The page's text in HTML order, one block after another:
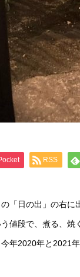
RSS
「日の出」の右
値段で、煮る、
年2020年と2021